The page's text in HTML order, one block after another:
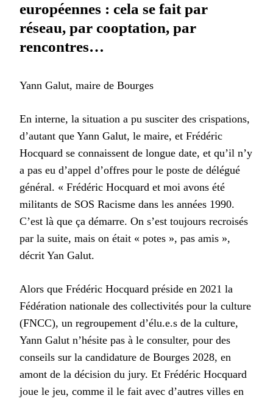
européennes : cela se fait par
réseau, par cooptation, par
rencontres…
Yann Galut, maire de Bourges
En interne, la situation a pu susciter des crispations,
d’autant que Yann Galut, le maire, et Frédéric
Hocquard se connaissent de longue date, et qu’il n’y
a pas eu d’appel d’offres pour le poste de délégué
général. « Frédéric Hocquard et moi avons été
militants de SOS Racisme dans les années 1990.
C’est là que ça démarre. On s’est toujours recroisés
par la suite, mais on était « potes », pas amis »,
décrit Yan Galut.
Alors que Frédéric Hocquard préside en 2021 la
Fédération nationale des collectivités pour la culture
(FNCC), un regroupement d’élu.e.s de la culture,
Yann Galut n’hésite pas à le consulter, pour des
conseils sur la candidature de Bourges 2028, en
amont de la décision du jury. Et Frédéric Hocquard
joue le jeu, comme il le fait avec d’autres villes en